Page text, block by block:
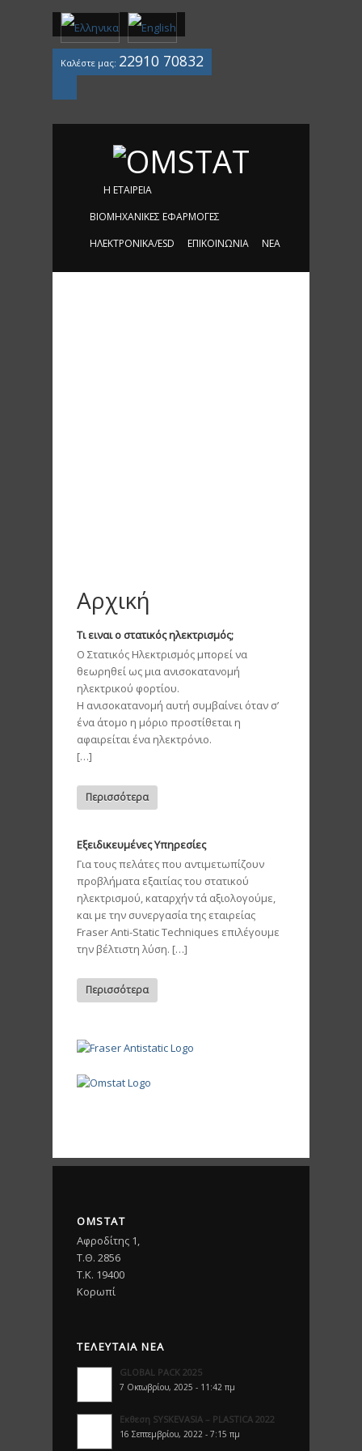
Καλέστε μας: 22910 70832
Η ΕΤΑΙΡΕΊΑ
ΒΙΟΜΗΧΑΝΙΚΈΣ ΕΦΑΡΜΟΓΈΣ
ΗΛΕΚΤΡΟΝΙΚΆ/ESD
ΕΠΙΚΟΙΝΩΝΊΑ ΝΈΑ
Αρχική
Τι ειναι ο στατικός ηλεκτρισμός;
Ο Στατικός Ηλεκτρισμός μπορεί να
θεωρηθεί ως μια ανισοκατανομή
ηλεκτρικού φορτίου.
Η ανισοκατανομή αυτή συμβαίνει όταν σ’
ένα άτομο η μόριο προστίθεται η
αφαιρείται ένα ηλεκτρόνιο.
[…]
Περισσότερα
Εξειδικευμένες Υπηρεσίες
Για τους πελάτες που αντιμετωπίζουν
προβλήματα εξαιτίας του στατικού
ηλεκτρισμού, καταρχήν τά αξιολογούμε,
και με την συνεργασία της εταιρείας
Fraser Anti-Static Techniques επιλέγουμε
την βέλτιστη λύση. […]
Περισσότερα
OMSTAT
Αφροδίτης 1,
Τ.Θ. 2856
T.K. 19400
Κορωπί
ΤΕΛΕΥΤΑΊΑ ΝΈΑ
GLOBAL PACK 2025
7 Οκτωβρίου, 2025 - 11:42 πμ
Εκθεση SYSKEVASIA – PLASTICA 2022
16 Σεπτεμβρίου, 2022 - 7:15 πμ